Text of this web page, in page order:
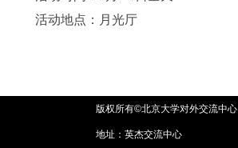
活动地点：月光厅
版权所有©北京大学对外交流中心
地址：英杰交流中心